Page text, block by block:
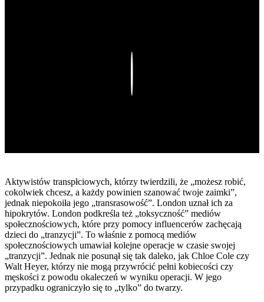
Aktywistów transpłciowych, którzy twierdzili, że „możesz robić,
cokolwiek chcesz, a każdy powinien szanować twoje zaimki”,
jednak niepokoiła jego „transrasowość”. London uznał ich za
hipokrytów. London podkreśla też „toksyczność” mediów
społecznościowych, które przy pomocy influencerów zachęcają
dzieci do „tranzycji”. To właśnie z pomocą mediów
społecznościowych umawiał kolejne operacje w czasie swojej
„tranzycji”. Jednak nie posunął się tak daleko, jak Chloe Cole czy
Walt Heyer, którzy nie mogą przywrócić pełni kobiecości czy
męskości z powodu okaleczeń w wyniku operacji. W jego
przypadku ograniczyło się to „tylko” do twarzy.